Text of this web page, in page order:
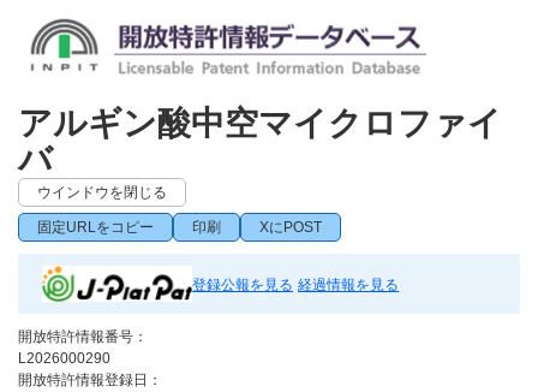
アルギン酸中空マイクロファイ
バ
ウインドウを閉じる
固定URLをコピー 印刷 XにPOST
登録公報を見る 経過情報を見る
開放特許情報番号：
L2026000290
開放特許情報登録日：